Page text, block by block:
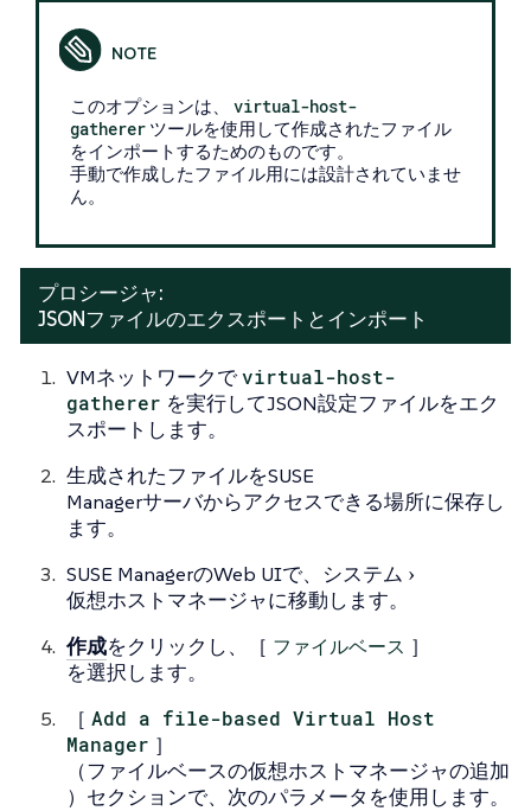
このオプションは、
virtual-host-
gatherer ツールを使用して作成されたファイル
をインポートするためのものです。
手動で作成したファイル用には設計されていませ
ん。
プロシージャ:
JSONファイルのエクスポートとインポート
VMネットワークでvirtual-host-
gatherer を実行してJSON設定ファイルをエク
スポートします。
生成されたファイルをSUSE
Managerサーバからアクセスできる場所に保存し
ます。
SUSE ManagerのWeb UIで、 システム
仮想ホストマネージャに移動します。
作成をクリックし、［ ファイルベース ］
を選択します。
［ Add a file-based Virtual Host
Manager ］
（ファイルベースの仮想ホストマネージャの追加
）セクションで、次のパラメータを使用します。